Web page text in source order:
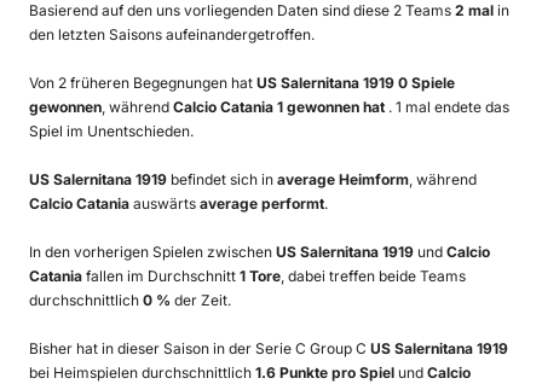
Basierend auf den uns vorliegenden Daten sind diese 2 Teams 2 mal in
den letzten Saisons aufeinandergetroffen.
Von 2 früheren Begegnungen hat US Salernitana 1919 0 Spiele
gewonnen, während Calcio Catania 1 gewonnen hat . 1 mal endete das
Spiel im Unentschieden.
US Salernitana 1919 befindet sich in average Heimform, während
Calcio Catania auswärts average performt.
In den vorherigen Spielen zwischen US Salernitana 1919 und Calcio
Catania fallen im Durchschnitt 1 Tore, dabei treffen beide Teams
durchschnittlich 0 % der Zeit.
Bisher hat in dieser Saison in der Serie C Group C US Salernitana 1919
bei Heimspielen durchschnittlich 1.6 Punkte pro Spiel und Calcio